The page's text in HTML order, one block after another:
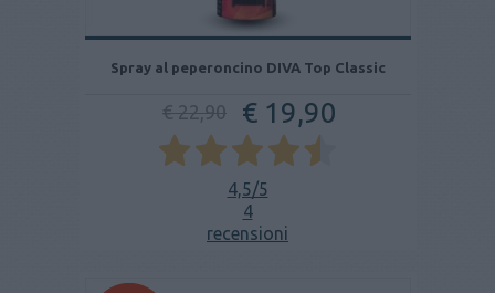
Spray al peperoncino DIVA Top Classic
€ 22,90 € 19,90
4,5/5
4
recensioni